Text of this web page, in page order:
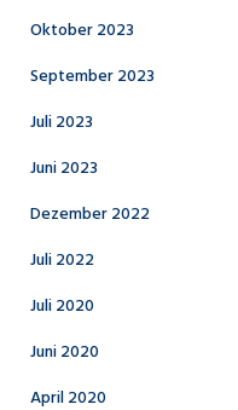
Oktober 2023
September 2023
Juli 2023
Juni 2023
Dezember 2022
Juli 2022
Juli 2020
Juni 2020
April 2020